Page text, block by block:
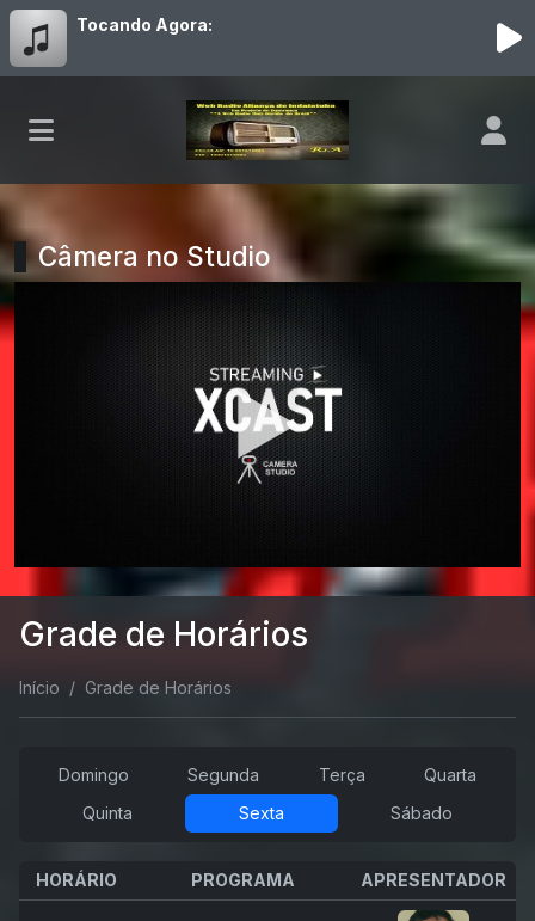
Tocando Agora:
Câmera no Studio
Grade de Horários
Início Grade de Horários
Domingo Segunda Terça
Quarta
Quinta
Sexta Sábado
HORÁRIO PROGRAMA APRESENTADOR